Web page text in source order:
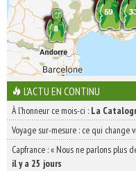
L'ACTU EN CONTINU
À l'honneur ce mois-ci : La
Voyage sur-mesure : ce qui change
Capfrance : « Nous ne parlons plus
il y a 25 jours